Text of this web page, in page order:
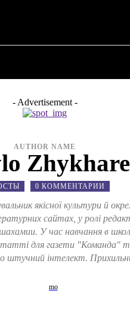
- Advertisement -
AUTHOR NAME
0 КОММЕНТАРИИ
якісної культури й
сайтах, у ролі
У час навчання в школі
для газети "Команда"
інтелект.